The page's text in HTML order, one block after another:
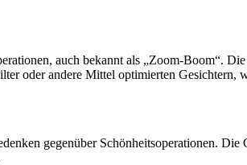
auch bekannt als „Zoom-Boom“.
oder andere Mittel optimierten Gesichtern,
gegenüber Schönheitsoperationen.